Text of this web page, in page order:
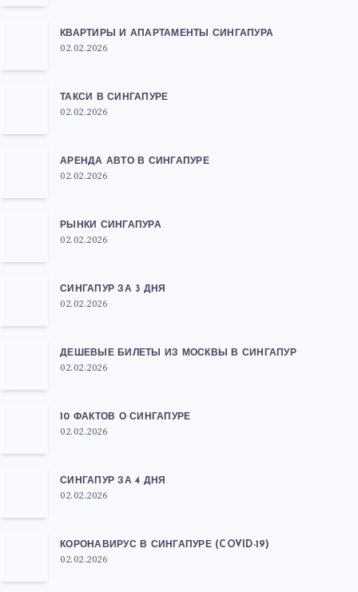
КВАРТИРЫ И АПАРТАМЕНТЫ СИНГАПУРА
02.02.2026
ТАКСИ В СИНГАПУРЕ
02.02.2026
АРЕНДА АВТО В СИНГАПУРЕ
02.02.2026
РЫНКИ СИНГАПУРА
02.02.2026
СИНГАПУР ЗА 3 ДНЯ
02.02.2026
ДЕШЕВЫЕ БИЛЕТЫ ИЗ МОСКВЫ В СИНГАПУР
02.02.2026
10 ФАКТОВ О СИНГАПУРЕ
02.02.2026
СИНГАПУР ЗА 4 ДНЯ
02.02.2026
КОРОНАВИРУС В СИНГАПУРЕ (COVID-19)
02.02.2026